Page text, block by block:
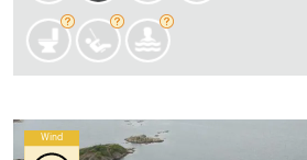
Wind